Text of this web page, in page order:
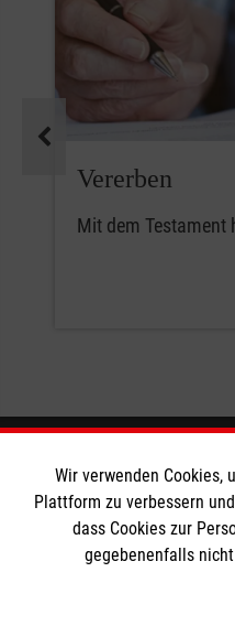
Vererben
Mit dem Testament
Informationen
Impressum
Datenschutz
Wir verwenden Cookies,
Plattform zu verbessern
dass Cookies zur
gegebenenfalls